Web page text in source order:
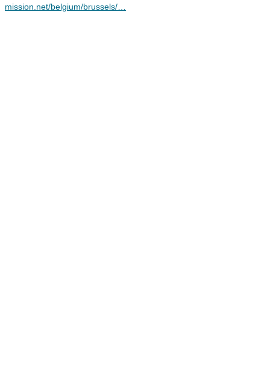
mission.net/belgium/brussels/…